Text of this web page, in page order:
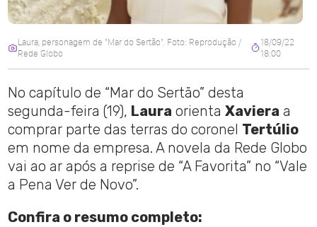
Laura, personagem de "Mar do Sertão". Foto: Reprodução /
Rede Globo
18/09/22
18:00
No capítulo de “Mar do Sertão” desta
segunda-feira (19), Laura orientaXaviera a
comprar parte das terras do coronel Tertúlio
em nome da empresa. A novela da Rede Globo
vai ao ar após a reprise de “A Favorita” no “Vale
a Pena Ver de Novo”.
Confira o resumo completo: